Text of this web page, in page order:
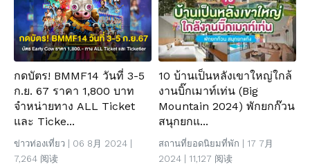
กดบัตร! BMMF14 วันที่ 3-5
ก.ย. 67 ราคา 1,800 บาท
จำหน่ายทาง ALL Ticket
และ Ticke...
ข่าวท่องเที่ยว | 06 8月 2024 |
7,264 阅读
10 บ้านเป็นหลังเขาใหญ่ใกล้
งานบิ๊กเมาท์เท่น (Big
Mountain 2024) พักยกก๊วน
สนุกยกแ...
สถานที่ยอดนิยมที่พัก | 17 7月
2024 | 11,127 阅读